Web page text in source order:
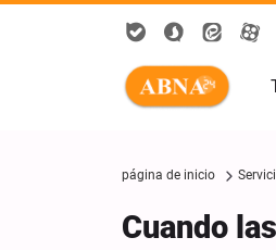
página de inicio
Cuando